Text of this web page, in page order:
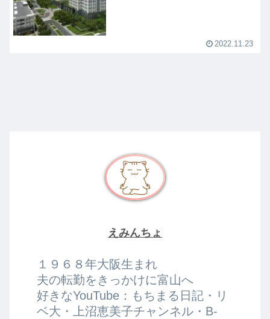
2022.11.23
えみんちょ
１９６８年大阪生まれ
夫の転勤をきっかけに富山へ
好きなYouTube：もちまる日記・リ
ベ大・上沼恵美子チャンネル・B-